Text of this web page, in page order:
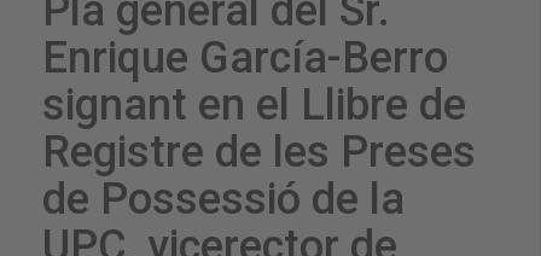
Pla general del Sr.
Enrique García-Berro
signant en el Llibre de
Registre de les Preses
de Possessió de la